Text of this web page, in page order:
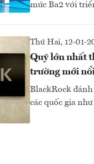
mức Ba2 với
Thứ Hai, 12-01-
Quỹ lớn nhất
trường mới
BlackRock đánh
các quốc gia